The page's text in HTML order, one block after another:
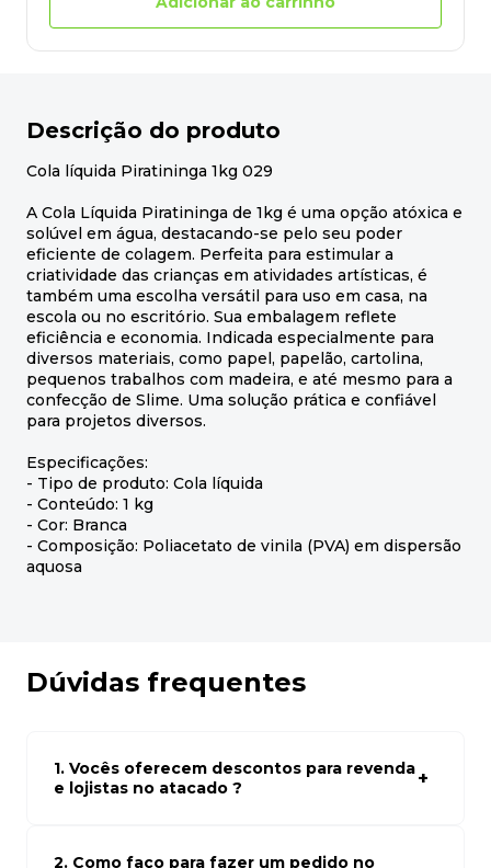
Descrição do produto
Cola líquida Piratininga 1kg 029
A Cola Líquida Piratininga de 1kg é uma opção atóxica e
solúvel em água, destacando-se pelo seu poder
eficiente de colagem. Perfeita para estimular a
criatividade das crianças em atividades artísticas, é
também uma escolha versátil para uso em casa, na
escola ou no escritório. Sua embalagem reflete
eficiência e economia. Indicada especialmente para
diversos materiais, como papel, papelão, cartolina,
pequenos trabalhos com madeira, e até mesmo para a
confecção de Slime. Uma solução prática e confiável
para projetos diversos.
Especificações:
- Tipo de produto: Cola líquida
- Conteúdo: 1 kg
- Cor: Branca
- Composição: Poliacetato de vinila (PVA) em dispersão
aquosa
Dúvidas frequentes
1. Vocês oferecem descontos para revenda
e lojistas no atacado ?
atacado empresas e compre com os melhores preços
2. Como faço para fazer um pedido no